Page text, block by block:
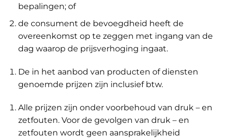
bepalingen; of
de consument de bevoegdheid heeft de
overeenkomst op te zeggen met ingang van de
dag waarop de prijsverhoging ingaat.
De in het aanbod van producten of diensten
genoemde prijzen zijn inclusief btw.
Alle prijzen zijn onder voorbehoud van druk – en
zetfouten. Voor de gevolgen van druk – en
zetfouten wordt geen aansprakelijkheid